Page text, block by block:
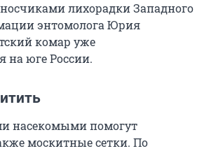
лихорадки Западного
энтомолога Юрия
комар уже
на юге России.
насекомыми помогут
москитные сетки. По